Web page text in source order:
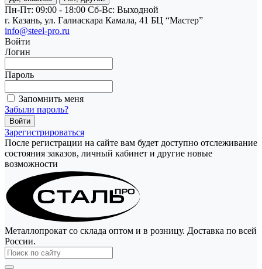
Пн-Пт: 09:00 - 18:00 Cб-Вс: Выходной
г. Казань, ул. Галиаскара Камала, 41 БЦ “Мастер”
info@steel-pro.ru
Войти
Логин
Пароль
Запомнить меня
Забыли пароль?
Зарегистрироваться
После регистрации на сайте вам будет доступно отслеживание
состояния заказов, личный кабинет и другие новые
возможности
Металлопрокат со склада оптом и в розницу. Доставка по всей
России.